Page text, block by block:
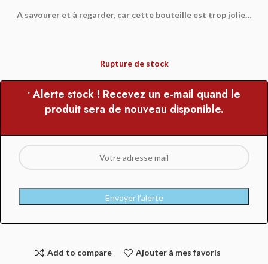
A savourer et à regarder, car cette bouteille est trop jolie…
Rupture de stock
• Alerte stock ! Recevez un e-mail quand le
produit sera de nouveau disponible.
Envoyer l’alerte
Add to compare Ajouter à mes favoris